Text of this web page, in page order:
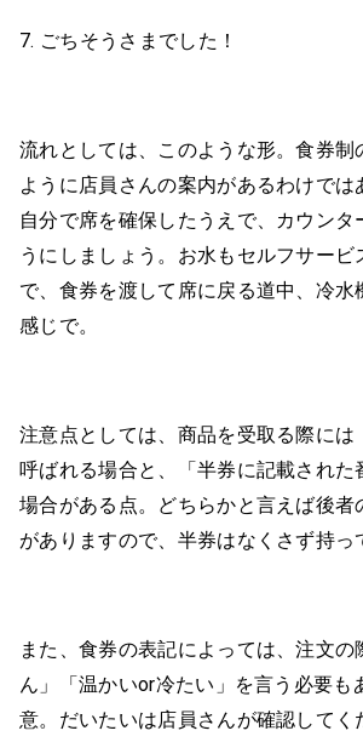
7. ごちそうさまでした！
流れとしては、このような形。食券制
ように店員さんの案内があるわけでは
自分で席を確保したうえで、カウンタ
うにしましょう。お水もセルフサー
で、食券を渡して席に戻る道中、冷水
感じで。
注意点としては、商品を受取る際には
呼ばれる場合と、「半券に記載された
場合がある点。どちらかと言えば後者
がありますので、半券はなくさず持っ
また、食券の表記によっては、注文
ん」「温かいor冷たい」を言う必要も
意。だいたいは店員さんが確認してく